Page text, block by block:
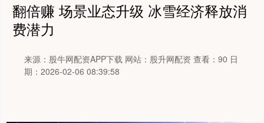
翻倍赚 场景业态升级 冰雪经济释放消
费潜力
来源：股牛网配资APP下载 网站：股升网配资 查看：90 日
期：2026-02-06 08:39:58